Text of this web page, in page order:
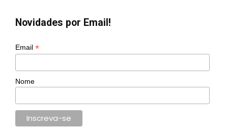
Novidades por Email!
Email *
Nome